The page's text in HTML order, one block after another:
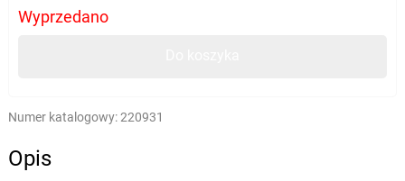
Wyprzedano
Numer katalogowy:220931
Opis